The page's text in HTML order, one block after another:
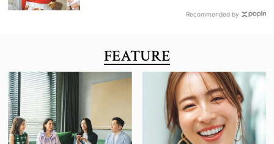
Recommended by
FEATURE